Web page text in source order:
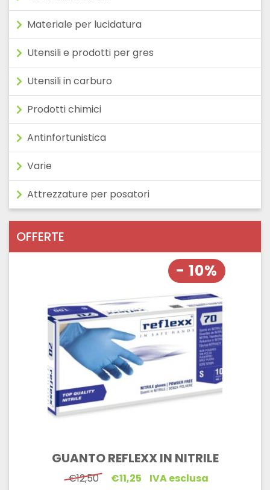
Materiale per lucidatura
Utensili e prodotti per gres
Utensili in carburo
Prodotti chimici
Antinfortunistica
Varie
Attrezzature per posatori
OFFERTE
- 10%
GUANTO REFLEXX IN NITRILE
€12,50 Il
€11,25
Il IVA esclusa